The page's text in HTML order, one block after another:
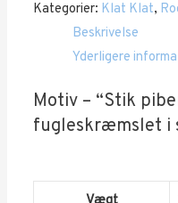
01”
Kategorier: Klat Klat,
Beskrivelse
Yderligere
Motiv – “Stik
fugleskræmslet i